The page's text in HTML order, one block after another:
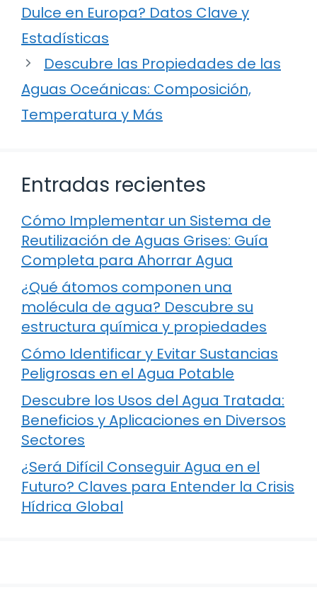
Dulce en Europa? Datos Clave y
Estadísticas
Descubre las Propiedades de las
Aguas Oceánicas: Composición,
Temperatura y Más
Entradas recientes
Cómo Implementar un Sistema de
Reutilización de Aguas Grises: Guía
Completa para Ahorrar Agua
¿Qué átomos componen una
molécula de agua? Descubre su
estructura química y propiedades
Cómo Identificar y Evitar Sustancias
Peligrosas en el Agua Potable
Descubre los Usos del Agua Tratada:
Beneficios y Aplicaciones en Diversos
Sectores
¿Será Difícil Conseguir Agua en el
Futuro? Claves para Entender la Crisis
Hídrica Global